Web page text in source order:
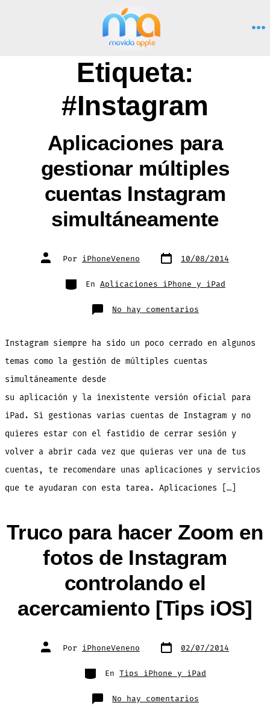
Etiqueta:
#Instagram
Aplicaciones para
gestionar múltiples
cuentas Instagram
simultáneamente
Autor
de Por iPhoneVeneno Fecha
de 10/08/2014
Categorías
En Aplicaciones iPhone y iPad
No hay comentarios
Aplicaciones
múltiples
cuentas
simultáneamente
Instagram siempre ha sido un poco cerrado en algunos
temas como la gestión de múltiples cuentas
simultáneamente desde
su aplicación y la inexistente versión oficial para
iPad. Si gestionas varias cuentas de Instagram y no
quieres estar con el fastidio de cerrar sesión y
volver a abrir cada vez que quieras ver una de tus
cuentas, te recomendare unas aplicaciones y servicios
que te ayudaran con esta tarea. Aplicaciones […]
Truco para hacer Zoom en
fotos de Instagram
controlando el
acercamiento [Tips iOS]
Autor
de Por iPhoneVeneno Fecha
de 02/07/2014
Categorías
En Tips iPhone y iPad
No hay comentarios
Truco